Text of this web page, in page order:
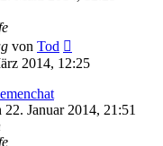
von Tod
2014, 12:25
Januar 2014, 21:51